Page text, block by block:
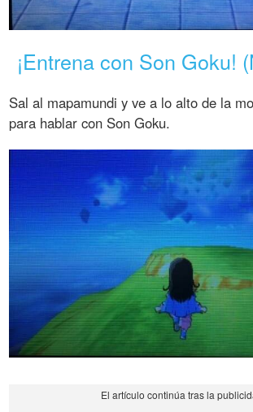
¡Entrena con Son Goku!
Sal al mapamundi y ve a lo alto de la
para hablar con Son Goku.